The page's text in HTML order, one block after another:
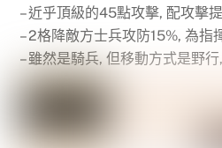
– 近乎頂級的45點攻擊, 配攻擊
– 2格降敵方士兵攻防15%, 為指
– 雖然是騎兵, 但移動方式是野